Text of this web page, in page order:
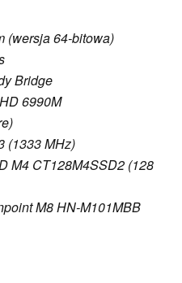
(wersja 64-bitowa)
Bridge
6990M
(1333 MHz)
M4 CT128M4SSD2 (128
M8 HN-M101MBB